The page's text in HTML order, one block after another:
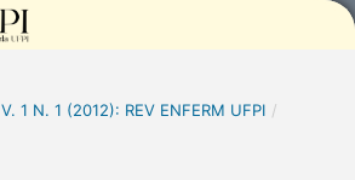
V. 1 N. 1 (2012): REV ENFERM UFPI /